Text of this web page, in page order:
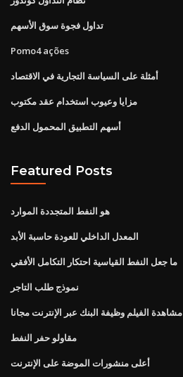
تداول فجوة سوق الأسهم
Pomo4 ações
أمثلة على السياسة التجارية في الاقتصاد
مزايا وعيوب استخدام عقد مكتوب
أسهم التطبيق المحمول الدفع
Featured Posts
هو النفط المتجددة الموارد
المعدل الداخلي للعودة حاسبة الأبد
ما جعل النفط القياسية احتكار التكامل الأفقي
نموذج طلب التاجر
مشاهدة الفيلم وظيفة البنك عبر الإنترنت مجانا
مقاولو حفر النفط
أعلى منشورات الموضة على الإنترنت